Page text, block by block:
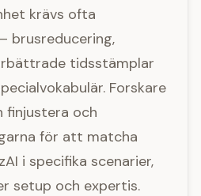
krävs ofta
brusreducering,
tidsstämplar
Forskare
finjustera och
för att matcha
i specifika scenarier,
setup och expertis.